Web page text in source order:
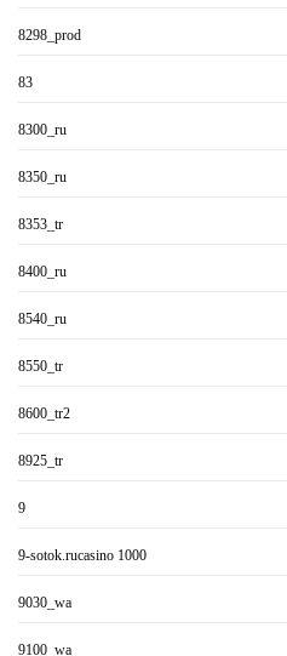
8298_prod
83
8300_ru
8350_ru
8353_tr
8400_ru
8540_ru
8550_tr
8600_tr2
8925_tr
9
9-sotok.rucasino 1000
9030_wa
9100_wa